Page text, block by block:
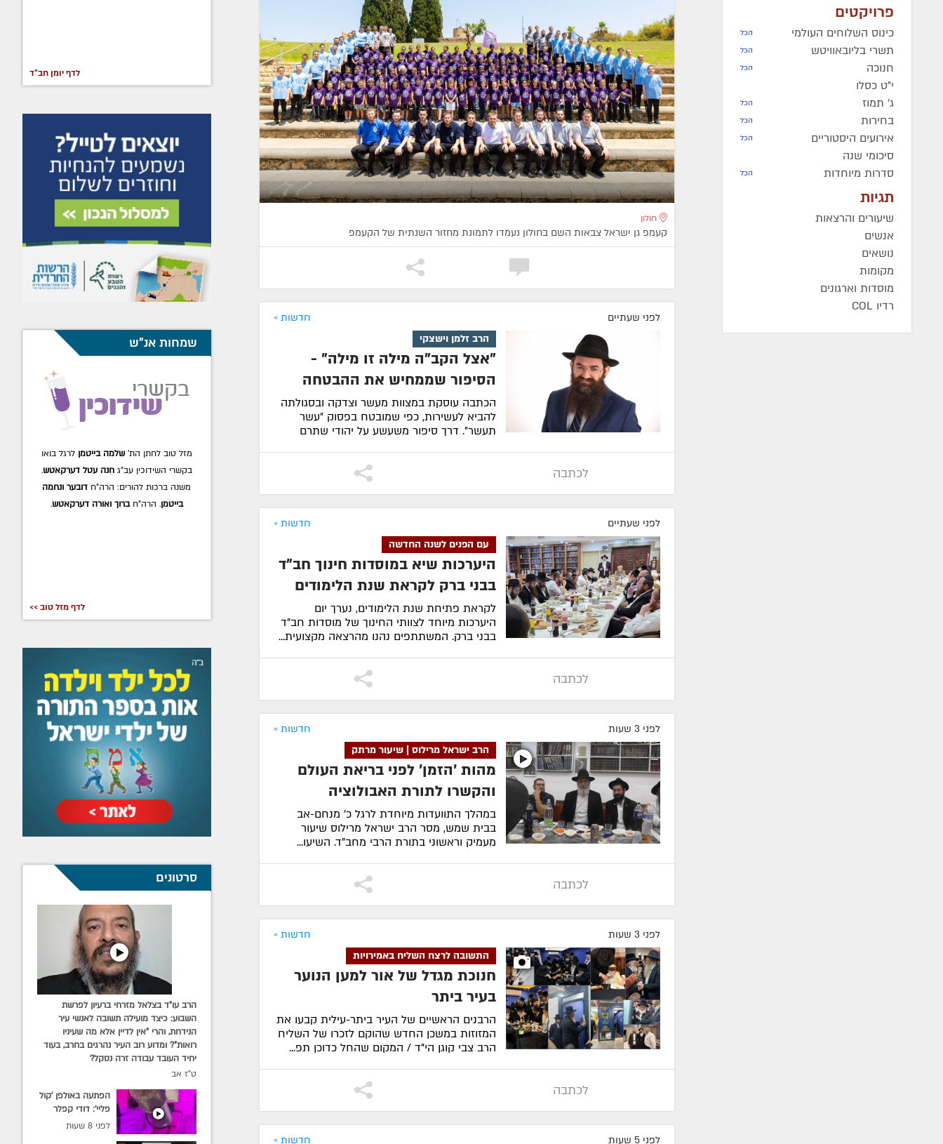
פרויקטים
כינוס השלוחים העולמי הכל
תשרי בליובאוויטש הכל
חנוכה הכל
י"ט כסלו
ג' תמוז
הכל
בחירות הכל
אירועים היסטוריים הכל
סיכומי שנה
סדרות מיוחדות
הכל
תגיות
שיעורים והרצאות
אנשים
נושאים
מקומות
מוסדות וארגונים
רדיו COL
חולון
קעמפ גן ישראל צבאות השם בחולון נעמדו לתמונת מחזור השנתית של הקעמפ
לפני שעתיים
חדשות »
הרב זלמן וישצקי
"אצל הקב"ה מילה זו מילה" -
הסיפור שממחיש את ההבטחה
הכתבה עוסקת במצוות מעשר וצדקה ובסגולתה
להביא לעשירות, כפי שמובטח בפסוק ״עשר
תעשר״. דרך סיפור משעשע על יהודי שתרם
לכתבה
לפני שעתיים
חדשות »
עם הפנים לשנה החדשה
היערכות שיא במוסדות חינוך חב"ד
בבני ברק לקראת שנת הלימודים
לקראת פתיחת שנת הלימודים, נערך יום
היערכות מיוחד לצוותי החינוך של מוסדות חב"ד
בבני ברק. המשתתפים נהנו מהרצאה מקצועית...
לכתבה
לפני 3 שעות
חדשות »
הרב ישראל מרילוס | שיעור מרתק
מהות 'הזמן' לפני בריאת העולם
והקשרו לתורת האבולוציה
במהלך התוועדות מיוחדת לרגל כ' מנחם-אב
בבית שמש, מסר הרב ישראל מרילוס שיעור
מעמיק וראשוני בתורת הרבי מחב"ד. השיעו...
לכתבה
לפני 3 שעות
חדשות »
התשובה לרצח השליח באמירויות
חנוכת מגדל של אור למען הנוער
בעיר ביתר
הרבנים הראשיים של העיר ביתר-עילית קבעו את
המזוזות במשכן החדש שהוקם לזכרו של השליח
הרב צבי קוגן הי"ד / המקום שהחל כדוכן תפ...
לכתבה
לפני 5 שעות
חדשות »
כתריאל חיים אליעזרוב
ע״ה
- תשס"א
ע״ה-
הרה"ח רפאל אדרוסיער ע״ה-
תש"ס
לדף יומן חב"ד
שמחות אנ"ש
מזל טוב לחתן הת'שלמה בייטמן לרגל בואו
בקשרי השידוכין עב"גחנה עטל דערקאטש.
משנה ברכות להורים: הרה"ח דובער ונחמה
בייטמן. הרה"חברוך ואורה דערקאטש.
לדף מזל טוב >>
סרטונים
הרב עו"ד בצלאל מזרחי ברעיון לפרשת
השבוע: כיצד מועילה תשובה לאנשי עיר
הנידחת, והרי "אין לדיין אלא מה שעיניו
רואות"? ומדוע רוב העיר נהרגים בחרב, בעוד
יחיד העובד עבודה זרה נסקל?
ט"ז אב
הפתעה באולפן 'קול
פליי': דודי קפלר
הופתע מביקור הרב
לפני 8 שעות